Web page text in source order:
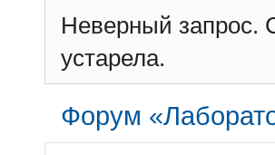
Неверный запрос.
устарела.
Форум